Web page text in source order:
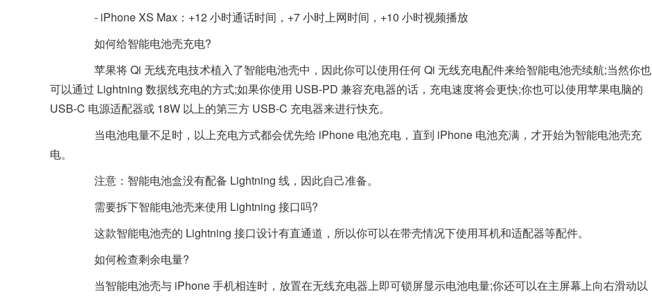
- iPhone XS Max：+12 小时通话时间，+7 小时上网时间，+10 小时视频播放
如何给智能电池壳充电?
苹果将 Qi 无线充电技术植入了智能电池壳中，因此你可以使用任何 Qi 无线充电配件来给智能电池壳续航;当然你也
可以通过 Lightning 数据线充电的方式;如果你使用 USB-PD 兼容充电器的话，充电速度将会更快;你也可以使用苹果电脑的
USB-C 电源适配器或 18W 以上的第三方 USB-C 充电器来进行快充。
当电池电量不足时，以上充电方式都会优先给 iPhone 电池充电，直到 iPhone 电池充满，才开始为智能电池壳充
电。
注意：智能电池盒没有配备 Lightning 线，因此自己准备。
需要拆下智能电池壳来使用 Lightning 接口吗?
这款智能电池壳的 Lightning 接口设计有直通道，所以你可以在带壳情况下使用耳机和适配器等配件。
如何检查剩余电量?
当智能电池壳与 iPhone 手机相连时，放置在无线充电器上即可锁屏显示电池电量;你还可以在主屏幕上向右滑动以